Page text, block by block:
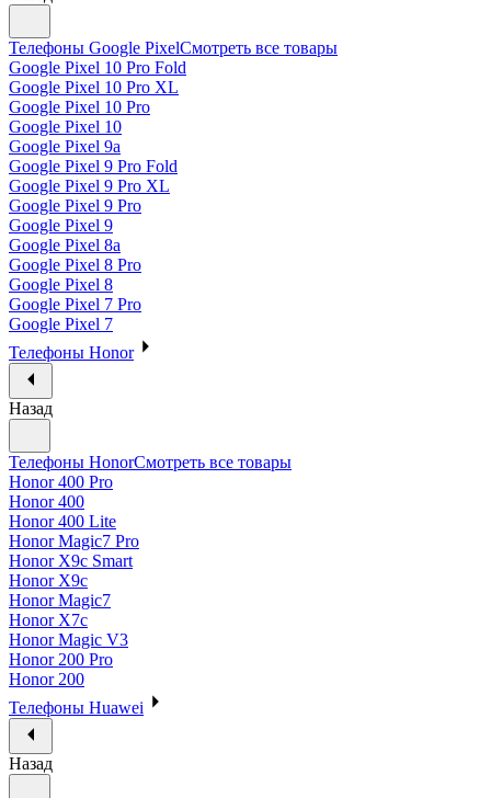
Телефоны Google PixelСмотреть все товары
Google Pixel 10 Pro Fold
Google Pixel 10 Pro XL
Google Pixel 10 Pro
Google Pixel 10
Google Pixel 9a
Google Pixel 9 Pro Fold
Google Pixel 9 Pro XL
Google Pixel 9 Pro
Google Pixel 9
Google Pixel 8a
Google Pixel 8 Pro
Google Pixel 8
Google Pixel 7 Pro
Google Pixel 7
Телефоны Honor
Назад
Телефоны HonorСмотреть все товары
Honor 400 Pro
Honor 400
Honor 400 Lite
Honor Magic7 Pro
Honor X9c Smart
Honor X9c
Honor Magic7
Honor X7c
Honor Magic V3
Honor 200 Pro
Honor 200
Телефоны Huawei
Назад